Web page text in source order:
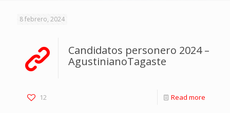
8 febrero, 2024
Candidatos personero 2024 –
AgustinianoTagaste
12 Read more